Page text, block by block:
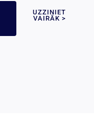
UZZINIET
VAIRĀK >